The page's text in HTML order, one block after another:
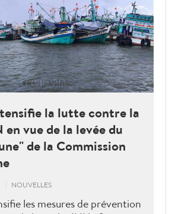
la lutte contre la
en vue de la levée du
de la Commission
NOUVELLES
les mesures de prévention